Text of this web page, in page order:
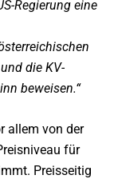
Regierung eine
die KV-
beweisen.“
allem von der
für
Preisseitig